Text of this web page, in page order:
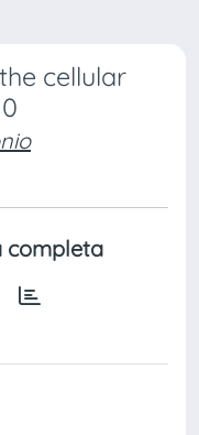
cellular
completa